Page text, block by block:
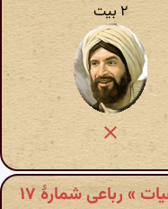
۲ بیت
» رباعی شمارهٔ ۱۷